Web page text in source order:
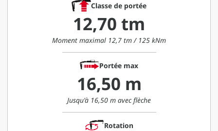
Classe de portée
12,70 tm
Moment maximal 12,7 tm / 125 kNm
Portée max
16,50 m
Jusqu'à 16,50 m avec flèche
Rotation